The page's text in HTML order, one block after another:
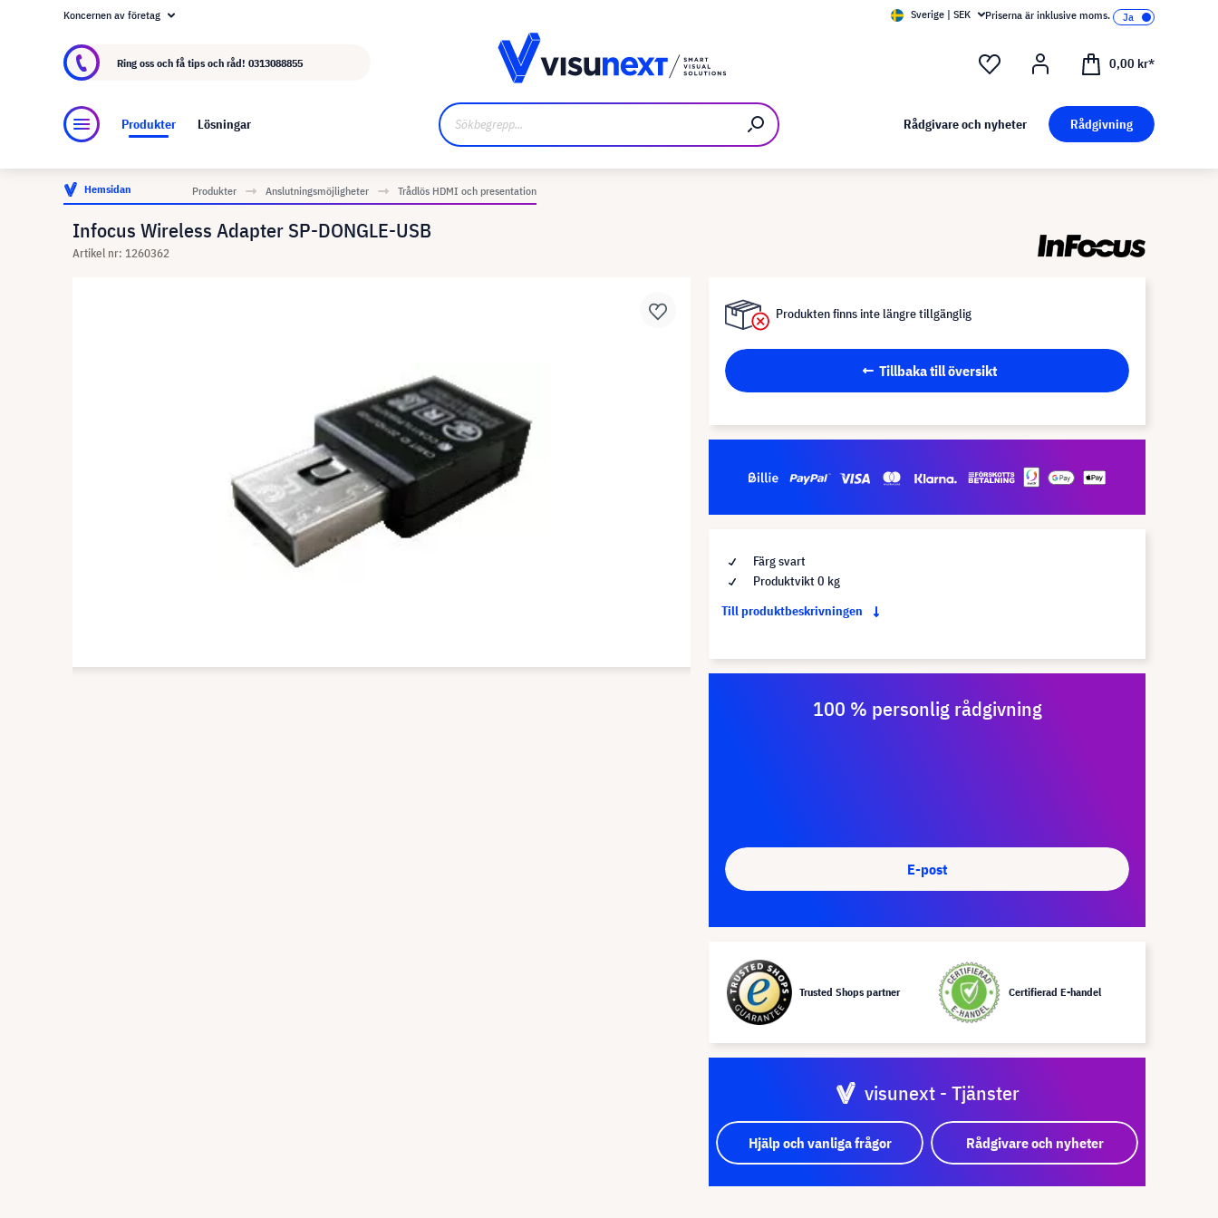
Om visunext.se
Koncernen av företag Sverige | SEK Priserna är inklusive moms.
Ring oss och få tips och råd! 0313088855 0,00 kr*
Produkter Lösningar Rådgivare och nyheter Rådgivning
Hemsidan Produkter Anslutningsmöjligheter Trådlös HDMI och presentation
Infocus Wireless Adapter SP-DONGLE-USB
Artikel nr: 1260362
Produkten finns inte längre tillgänglig
Tillbaka till översikt
Färg svart
Produktvikt 0 kg
Till produktbeskrivningen
100 % personlig rådgivning
E-post
Trusted Shops partner Certifierad E-handel
visunext - Tjänster
Hjälp och vanliga frågor Rådgivare och nyheter